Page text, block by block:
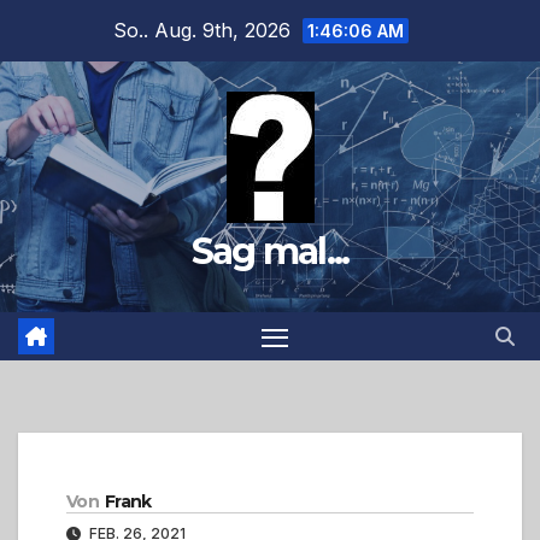
springen
So.. Aug. 9th, 2026 1:46:07 AM
Sag mal...
Von Frank
FEB. 26, 2021